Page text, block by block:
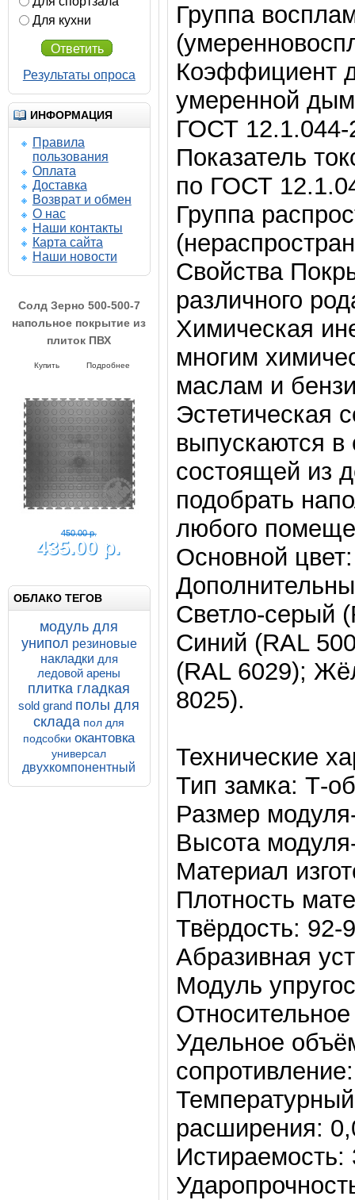
Для кухни
Ответить
Результаты опроса
ИНФОРМАЦИЯ
Правила
пользования
Оплата
Доставка
Возврат и обмен
О нас
Наши контакты
Карта сайта
Наши новости
580.00 р.
555.00 р.
Солд Зерно 500-500-7
напольное покрытие из
Напольные покрытия SOLD GRAIN
7-500-500
Купить Подробнее
ОБЛАКО ТЕГОВ
модуль для
унипол резиновые
накладки для
ледовой арены
плитка гладкая
sold grand полы для
склада пол для
подсобки окантовка
универсал
двухкомпонентный
Группа
Коэффициент
умеренной
ГОСТ 12.1.044-
Показатель
по ГОСТ
Группа
Свойства
различного
Химическая
многим
маслам и
Эстетическая
выпускаются в
состоящей из
подобрать
любого
Основной
Светло-серый
Синий (RAL
(RAL 6029);
8025).
Технические
Тип замка: Т-
Размер
Высота
Материал
Плотность
Твёрдость:
Абразивная
Модуль
Удельное
расширения: